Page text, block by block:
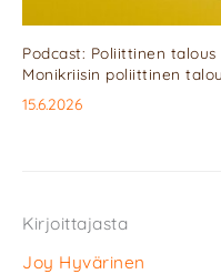
Podcast: Poliittinen
Monikriisin poliittinen
15.6.2026
Kirjoittajasta
Joy Hyvärinen